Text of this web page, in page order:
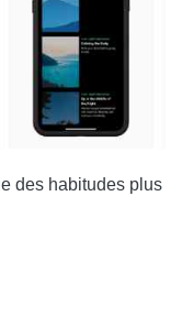
des habitudes plus